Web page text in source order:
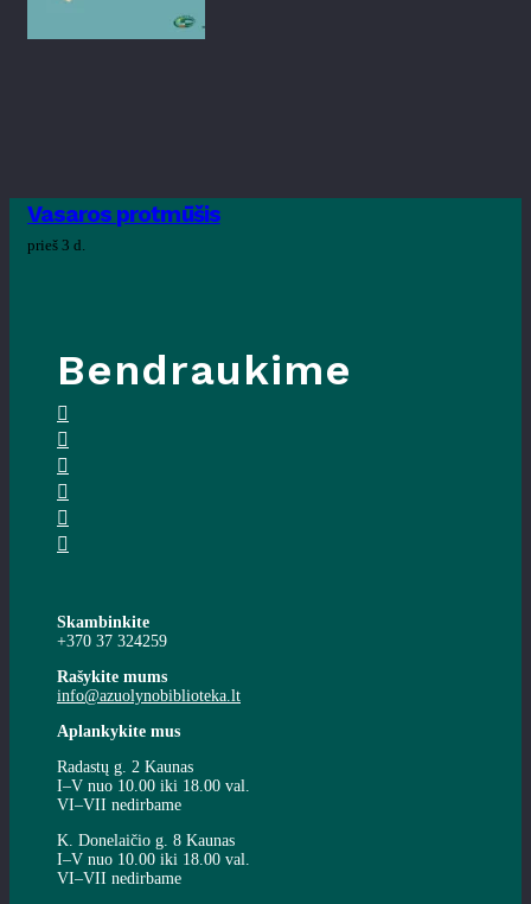
Vasaros protmūšis
prieš 3 d.
Bendraukime
Skambinkite
+370 37 324259
Rašykite mums
info@azuolynobiblioteka.lt
Aplankykite mus
Radastų g. 2 Kaunas
I–V nuo 10.00 iki 18.00 val.
VI–VII nedirbame
K. Donelaičio g. 8 Kaunas
I–V nuo 10.00 iki 18.00 val.
VI–VII nedirbame